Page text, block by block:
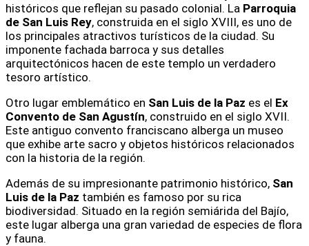
históricos que reflejan su pasado colonial. La Parroquia
de San Luis Rey, construida en el siglo XVIII, es uno de
los principales atractivos turísticos de la ciudad. Su
imponente fachada barroca y sus detalles
arquitectónicos hacen de este templo un verdadero
tesoro artístico.
Otro lugar emblemático en San Luis de la Paz es el Ex
Convento de San Agustín, construido en el siglo XVII.
Este antiguo convento franciscano alberga un museo
que exhibe arte sacro y objetos históricos relacionados
con la historia de la región.
Además de su impresionante patrimonio histórico, San
Luis de la Paz también es famoso por su rica
biodiversidad. Situado en la región semiárida del Bajío,
este lugar alberga una gran variedad de especies de flora
y fauna.